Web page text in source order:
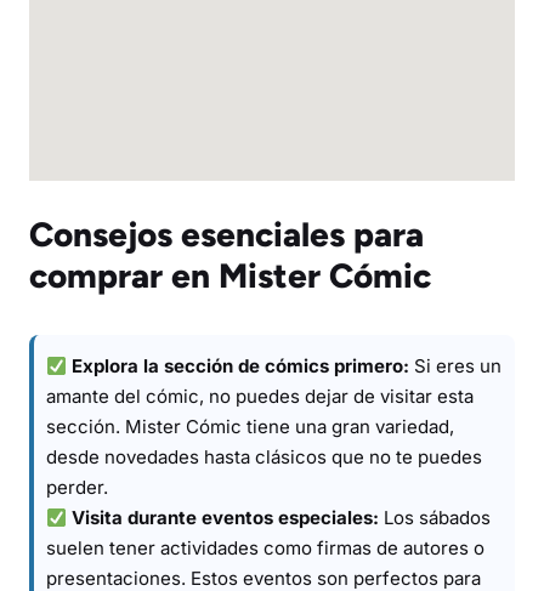
Consejos esenciales para
comprar en Mister Cómic
Explora la sección de cómics primero: Si eres un
amante del cómic, no puedes dejar de visitar esta
sección. Mister Cómic tiene una gran variedad,
desde novedades hasta clásicos que no te puedes
perder.
Visita durante eventos especiales: Los sábados
suelen tener actividades como firmas de autores o
presentaciones. Estos eventos son perfectos para